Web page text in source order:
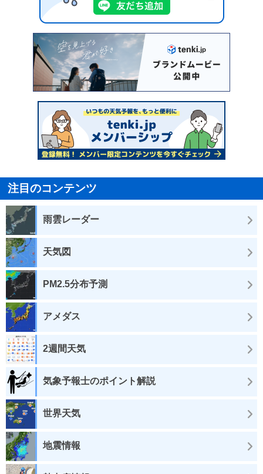
注目のコンテンツ
雨雲レーダー
天気図
PM2.5分布予測
アメダス
2週間天気
気象予報士のポイント解説
世界天気
地震情報